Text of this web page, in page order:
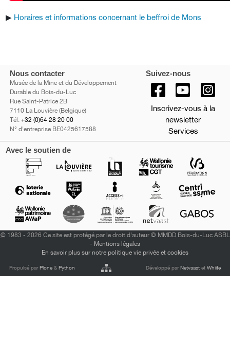
▶︎ Horaires et informations concernant le beffroi de Mons
Nous contacter
Musée de la Mine et du Développement
Durable du Bois-du-Luc
Rue Saint-Patrice 2B
7110 La Louvière (Belgique)
Tél. +32 (0)64 28 20 00
N° d'entreprise BE0425617588
Suivez-nous
Inscrivez-vous à la
newsletter
Services
Avec le soutien de
©1983 - 2026 Ce site est protégé par le droit d'auteur © MMDD Bois-du-Luc ASBL
- Mentions légales
En savoir plus sur notre politique vie privée et cookies
Propulsé parPlone &Python Développé parNetvaastet Whiite